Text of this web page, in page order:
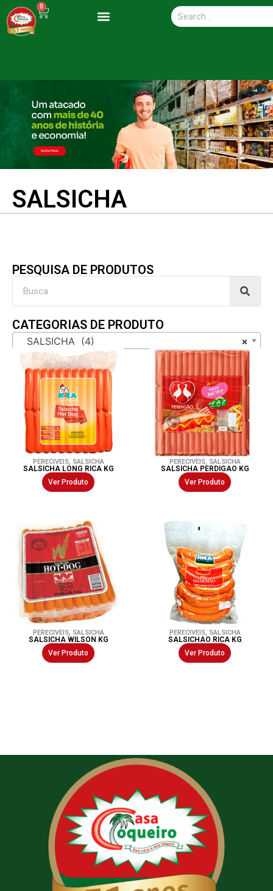
0
SALSICHA
PESQUISA DE PRODUTOS
CATEGORIAS DE PRODUTO
×
SALSICHA (4)
PERECIVEIS, SALSICHA
SALSICHA LONG RICA KG
Ver Produto
PERECIVEIS, SALSICHA
SALSICHA PERDIGAO KG
Ver Produto
PERECIVEIS, SALSICHA
SALSICHA WILSON KG
Ver Produto
PERECIVEIS, SALSICHA
SALSICHAO RICA KG
Ver Produto